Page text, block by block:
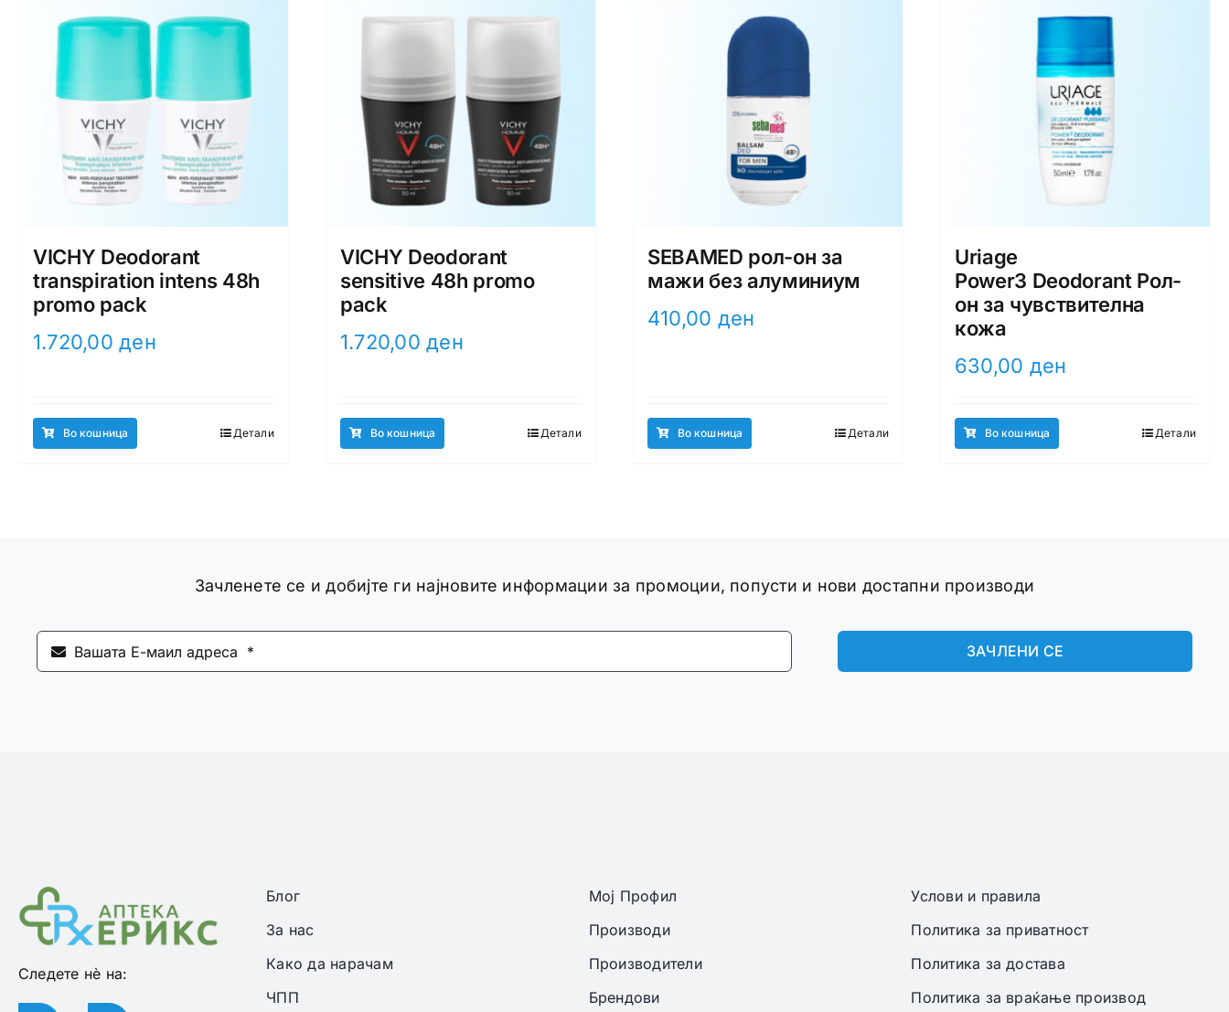
VICHY Deodorant
transpiration intens 48h
promo pack
1.720,00ден
Во кошница Детали
VICHY Deodorant
sensitive 48h promo
pack
1.720,00ден
Во кошница Детали
SEBAMED рол-он за
мажи без алуминиум
410,00 ден
Во кошница Детали
Uriage
Power3 Deodorant Рол-
он за чувствителна
кожа
630,00 ден
Во кошница Детали
Зачленете се и добијте ги најновите информации за промоции, попусти и нови достапни производи
ЗАЧЛЕНИ СЕ
Следете нѐ на:
Блог
За нас
Како да нарачам
ЧПП
Мој Профил
Производи
Производители
Брендови
Услови и правила
Политика за приватност
Политика за достава
Политика за враќање производ